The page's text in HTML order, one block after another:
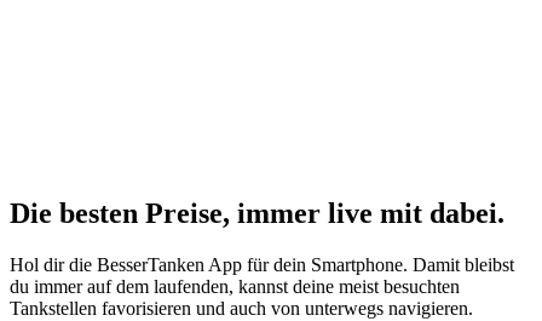
Die besten Preise, immer live mit dabei.
Hol dir die BesserTanken App für dein Smartphone. Damit bleibst
du immer auf dem laufenden, kannst deine meist besuchten
Tankstellen favorisieren und auch von unterwegs navigieren.